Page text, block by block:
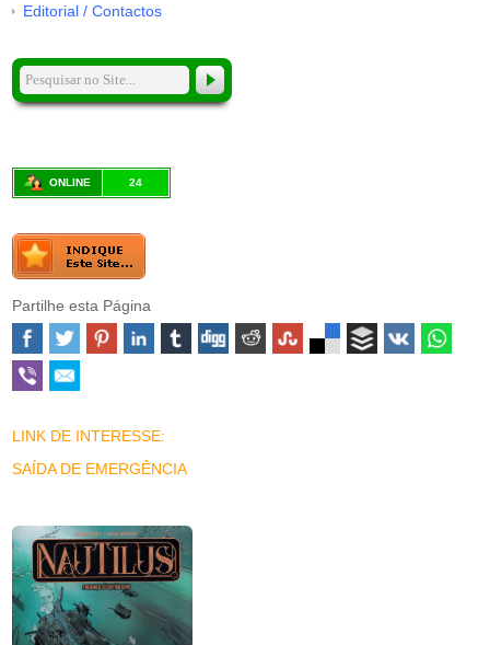
Editorial / Contactos
ONLINE 24
Partilhe esta Página
LINK DE INTERESSE:
SAÍDA DE EMERGÊNCIA